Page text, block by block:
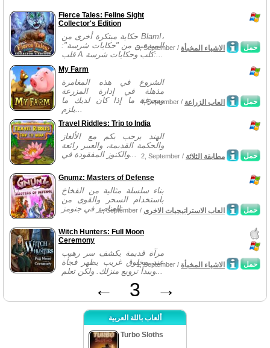
Fierce Tales: Feline Sight
Collector's Edition
حكاية مبتكرة أخرى من Blam!،
المبدعين من "حكايات شرسة":
قلب A كلب وحكايات شرسة:...
حمل 5, September / الاشياء المخبأة
My Farm
الشروع في هذه المغامرة
مذهلة في إدارة المزرعة
ومعرفة ما إذا كان لديك ما
يلزم...
حمل 4, September / العاب الزراعة
Travel Riddles: Trip to India
الهند يرحب بكم مع الألغاز
والحكمة القديمة، والعبير رائعة
والكنوز المفقودة في...
حمل 2, September / مطابقة الثلاثة
Gnumz: Masters of Defense
بناء سلسلة مثالية من الفخاخ
باستخدام السحر والقوى من
العناصر في جنومز:...
حمل 1, September / العاب الاستراتيجيات الاخرى
Witch Hunters: Full Moon
Ceremony
مرآة قديمة يكشف سر رهيب
عند مخلوق غريب يظهر فجأة
ويبدأ ترويع منزلك. ولكن تعلم...
حمل 1, September / الاشياء المخبأة
← 3 →
ألعاب باللة العربية
Turbo Sloths